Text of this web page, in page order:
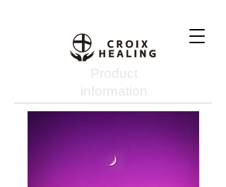
Product
information